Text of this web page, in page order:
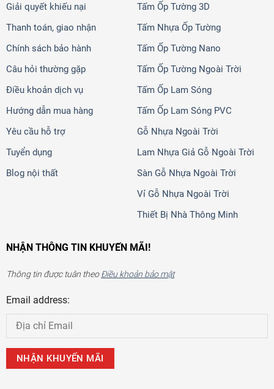
Giải quyết khiếu nại
Thanh toán, giao nhận
Chính sách bảo hành
Câu hỏi thường gặp
Điều khoản dịch vụ
Hướng dẫn mua hàng
Yêu cầu hỗ trợ
Tuyển dụng
Blog nội thất
Tấm Ốp Tường 3D
Tấm Nhựa Ốp Tường
Tấm Ốp Tường Nano
Tấm Ốp Tường Ngoài Trời
Tấm Ốp Lam Sóng
Tấm Ốp Lam Sóng PVC
Gỗ Nhựa Ngoài Trời
Lam Nhựa Giả Gỗ Ngoài Trời
Sàn Gỗ Nhựa Ngoài Trời
Vỉ Gỗ Nhựa Ngoài Trời
Thiết Bị Nhà Thông Minh
NHẬN THÔNG TIN KHUYẾN MÃI!
Thông tin được tuân theoĐiều khoản bảo mật
Email address: